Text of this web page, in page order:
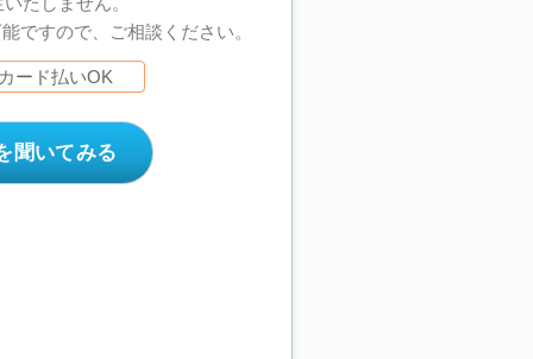
ですので、ご相談ください。
ード払いOK
聞いてみる